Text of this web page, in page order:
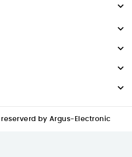





by Argus-Electronic